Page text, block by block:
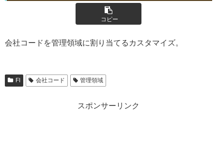
コピー
会社コードを管理領域に割り当てるカスタマイズ。
FI 会社コード 管理領域
スポンサーリンク